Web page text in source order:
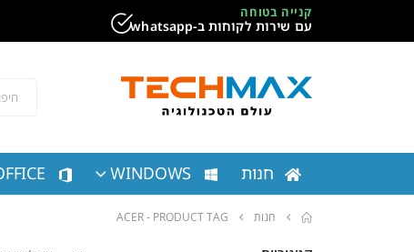
קנייה בטוחה
עם שירות לקוחות ב-whatsapp
חנות WINDOWS
חנות PRODUCT TAG -
ACER